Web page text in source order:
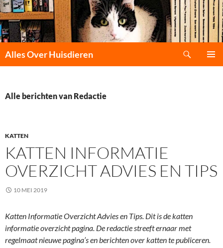
Alles Over Huisdieren
INHOUD
Alle berichten van Redactie
KATTEN
KATTEN INFORMATIE
OVERZICHT ADVIES EN TIPS
10 MEI 2019
Katten Informatie Overzicht Advies en Tips. Dit is de katten
informatie overzicht pagina. De redactie streeft ernaar met
regelmaat nieuwe pagina’s en berichten over katten te publiceren.